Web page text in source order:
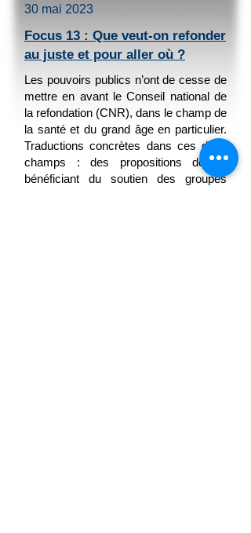
30 mai 2023
Focus 13 : Que veut-on refonder
au juste et pour aller où ?
Les pouvoirs publics n’ont de cesse de
mettre en avant le Conseil national de
la refondation (CNR), dans le champ de
la santé et du grand âge en particulier.
Traductions concrètes dans ces deux
champs : des propositions de loi
bénéficiant du soutien des groupes